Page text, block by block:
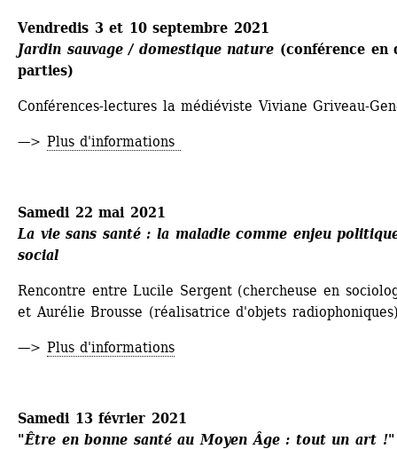
Vendredis 3 et 10 septembre 2021
Jardin sauvage / domestique nature (conférence en
parties)
Conférences-lectures la médiéviste Viviane Griveau-
—> Plus d'informations
Samedi 22 mai 2021
La vie sans santé : la maladie comme enjeu
social
Rencontre entre Lucile Sergent (chercheuse en
et Aurélie Brousse (réalisatrice d'objets
—> Plus d'informations
Samedi 13 février 2021
"Être en bonne santé au Moyen Âge : tout un art !"